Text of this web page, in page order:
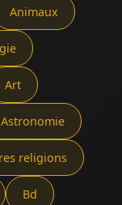
Animaux
Art
Astronomie
religions
Bd